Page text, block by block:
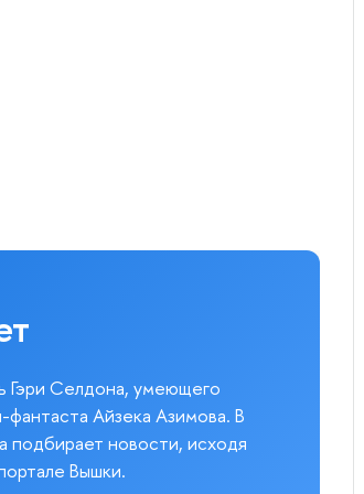
Гэри Селдона, умеющего
Айзека Азимова. В
подбирает новости, исходя
Вышки.